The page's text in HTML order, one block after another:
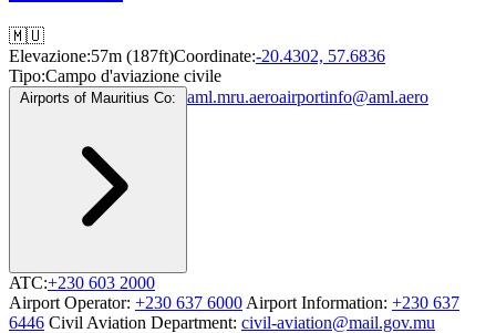
🇲🇺
Elevazione:57m (187ft)Coordinate:-20.4302, 57.6836
Tipo:Campo d'aviazione civile
Airports of Mauritius Co: aml.mru.aeroairportinfo@aml.aero
ATC:+230 603 2000
Airport Operator: +230 637 6000 Airport Information: +230 637
6446 Civil Aviation Department: civil-aviation@mail.gov.mu